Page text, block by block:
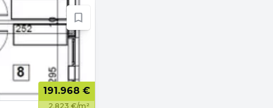
191.968 €
2.823 €/m²